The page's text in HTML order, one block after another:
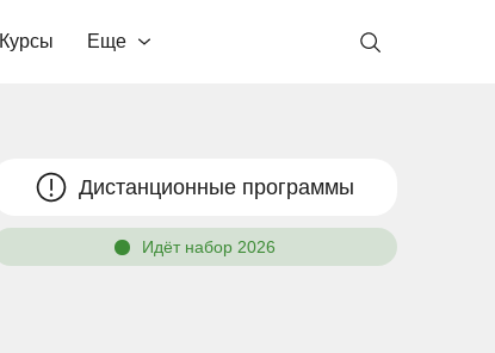
Курсы Еще
Дистанционные программы
Идёт набор 2026